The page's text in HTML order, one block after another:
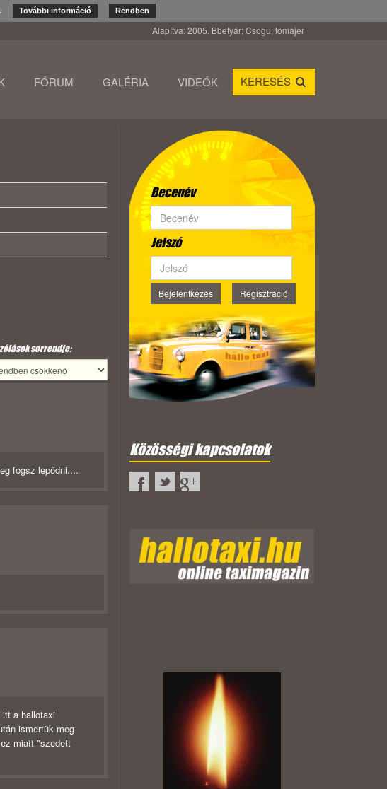
További információ Rendben
Alapítva: 2005. Bbetyár; Csogu; tomajer
FÓRUM GALÉRIA VIDEÓK KERESÉS
sorrendje:
fogsz lepődni....
a hallotaxi
ismertük meg
miatt "szedett
Becenév
Jelszó
Bejelentkezés Regisztráció
Közösségi kapcsolatok